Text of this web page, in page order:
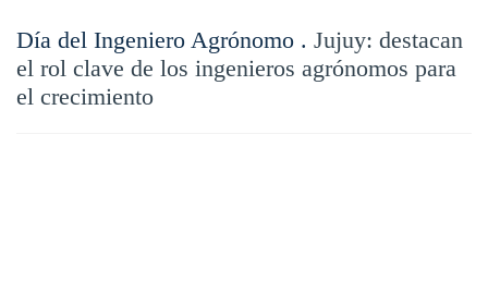
Día del Ingeniero Agrónomo . Jujuy: destacan
el rol clave de los ingenieros agrónomos para
el crecimiento